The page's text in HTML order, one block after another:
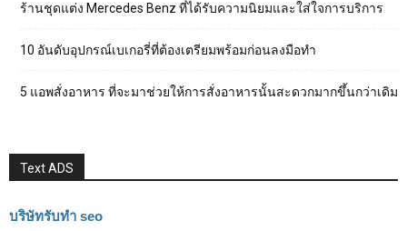
ร้านชุดแต่ง Mercedes Benz ที่ได้รับความนิยมและใส่ใจการบริการ
10 อันดับอุปกรณ์เบเกอรี่ที่ต้องเตรียมพร้อมก่อนลงมือทำ
5 แอพสั่งอาหาร ที่จะมาช่วยให้การสั่งอาหารนั้นสะดวกมากขึ้นกว่าเดิม
Text ADS
บริษัทรับทำ seo